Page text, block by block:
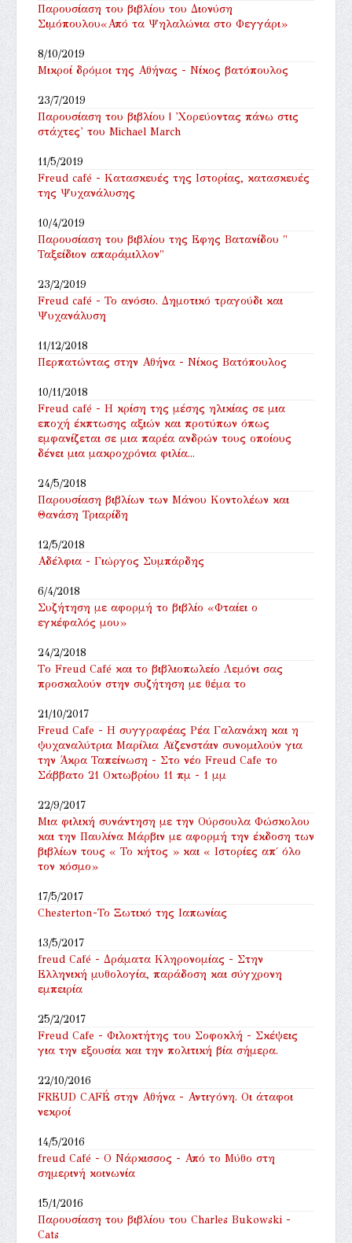
Παρουσίαση του βιβλίου του Διονύση
Σιμόπουλου«Από τα Ψηλαλώνια στο Φεγγάρι»
8/10/2019
Μικροί δρόμοι της Αθήνας - Νίκος βατόπουλος
23/7/2019
Παρουσίαση του βιβλίου | 'Χορεύοντας πάνω στις
στάχτες' του Michael March
11/5/2019
Freud café - Κατασκευές της Ιστορίας, κατασκευές
της Ψυχανάλυσης
10/4/2019
Παρουσίαση του βιβλίου της Εφης Βατανίδου "
Ταξείδιον απαράμιλλον"
23/2/2019
Freud café - Το ανόσιο. Δημοτικό τραγούδι και
Ψυχανάλυση
11/12/2018
Περπατώντας στην Αθήνα - Νίκος Βατόπουλος
10/11/2018
Freud café - Η κρίση της μέσης ηλικίας σε μια
εποχή έκπτωσης αξιών και προτύπων όπως
εμφανίζεται σε μια παρέα ανδρών τους οποίους
δένει μια μακροχρόνια φιλία...
24/5/2018
Παρουσίαση βιβλίων των Μάνου Κοντολέων και
Θανάση Τριαρίδη
12/5/2018
Αδέλφια - Γιώργος Συμπάρδης
6/4/2018
Συζήτηση με αφορμή το βιβλίο «Φταίει ο
εγκέφαλός μου»
24/2/2018
Tο Freud Café και το βιβλιοπωλείο Λεμόνι σας
προσκαλούν στην συζήτηση με θέμα το
21/10/2017
Freud Cafe - Η συγγραφέας Ρέα Γαλανάκη και η
ψυχαναλύτρια Μαρίλια Αϊζενστάιν συνομιλούν για
την Άκρα Ταπείνωση - Στο νέο Freud Cafe το
Σάββατο 21 Οκτωβρίου 11 πμ - 1 μμ
22/9/2017
Μια φιλική συνάντηση με την Ούρσουλα Φώσκολου
και την Παυλίνα Μάρβιν με αφορμή την έκδοση των
βιβλίων τους « Το κήτος » και « Ιστορίες απ΄ όλο
τον κόσμο»
17/5/2017
Chesterton-Το Ξωτικό της Ιαπωνίας
13/5/2017
freud Café - Δράματα Κληρονομίας - Στην
Ελληνική μυθολογία, παράδοση και σύγχρονη
εμπειρία
25/2/2017
Freud Cafe - Φιλοκτήτης του Σοφοκλή - Σκέψεις
για την εξουσία και την πολιτική βία σήμερα.
22/10/2016
FREUD CAFÉ στην Αθήνα - Αντιγόνη. Οι άταφοι
νεκροί
14/5/2016
freud Café - Ο Νάρκισσος - Από το Μύθο στη
σημερινή κοινωνία
15/1/2016
Παρουσίαση του βιβλίου του Charles Bukowski -
Cats